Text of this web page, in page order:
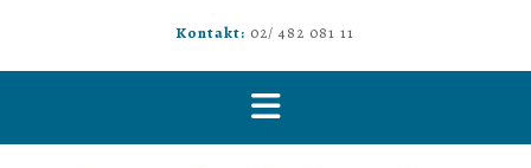
Kontakt: 02/ 482 081 11